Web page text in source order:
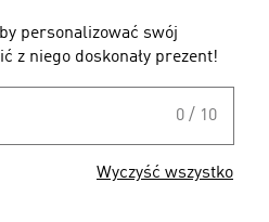
personalizować swój
z niego doskonały prezent!
0 / 10
Wyczyść wszystko